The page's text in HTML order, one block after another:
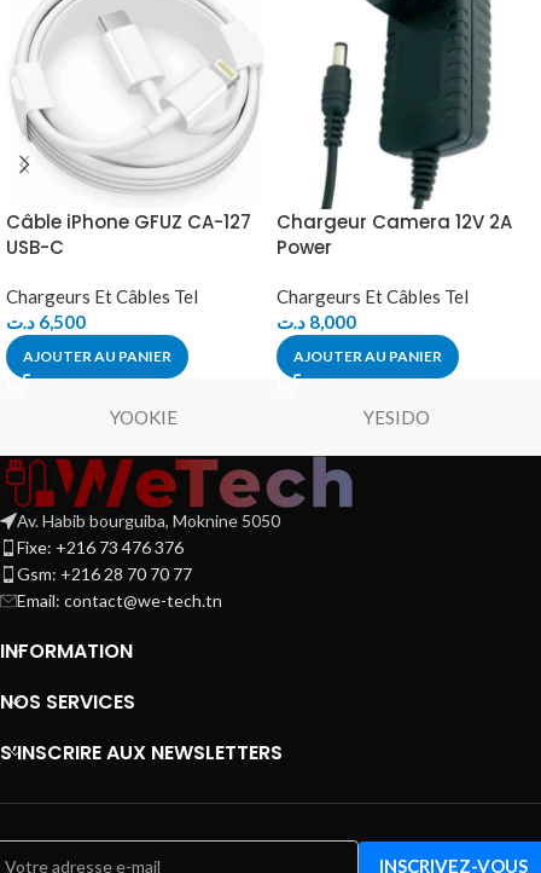
Câble iPhone GFUZ CA-127
USB-C
Chargeurs Et Câbles Tel
6,500 د.ت
AJOUTER AU PANIER
Chargeur Camera 12V 2A
Power
Chargeurs Et Câbles Tel
8,000 د.ت
AJOUTER AU PANIER
YOOKIE YESIDO
Av. Habib bourguiba, Moknine 5050
Fixe: +216 73 476 376
Gsm: +216 28 70 70 77
Email: contact@we-tech.tn
INFORMATION
NOS SERVICES
S’INSCRIRE AUX NEWSLETTERS